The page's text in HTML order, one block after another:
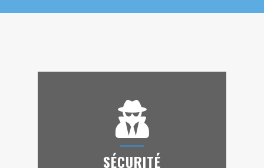
SÉCURITÉ